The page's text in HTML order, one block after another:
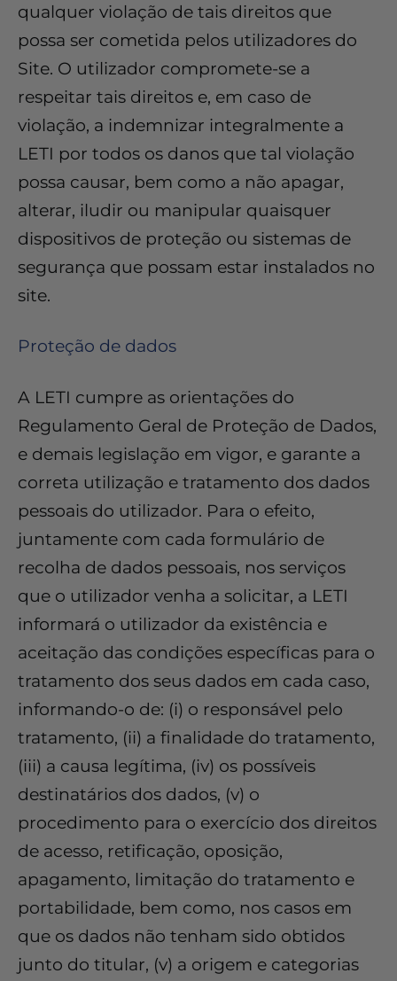
qualquer violação de tais direitos que
possa ser cometida pelos utilizadores do
Site. O utilizador compromete-se a
respeitar tais direitos e, em caso de
violação, a indemnizar integralmente a
LETI por todos os danos que tal violação
possa causar, bem como a não apagar,
alterar, iludir ou manipular quaisquer
dispositivos de proteção ou sistemas de
segurança que possam estar instalados no
site.
Proteção de dados
A LETI cumpre as orientações do
Regulamento Geral de Proteção de Dados,
e demais legislação em vigor, e garante a
correta utilização e tratamento dos dados
pessoais do utilizador. Para o efeito,
juntamente com cada formulário de
recolha de dados pessoais, nos serviços
que o utilizador venha a solicitar, a LETI
informará o utilizador da existência e
aceitação das condições específicas para o
tratamento dos seus dados em cada caso,
informando-o de: (i) o responsável pelo
tratamento, (ii) a finalidade do tratamento,
(iii) a causa legítima, (iv) os possíveis
destinatários dos dados, (v) o
procedimento para o exercício dos direitos
de acesso, retificação, oposição,
apagamento, limitação do tratamento e
portabilidade, bem como, nos casos em
que os dados não tenham sido obtidos
junto do titular, (v) a origem e categorias